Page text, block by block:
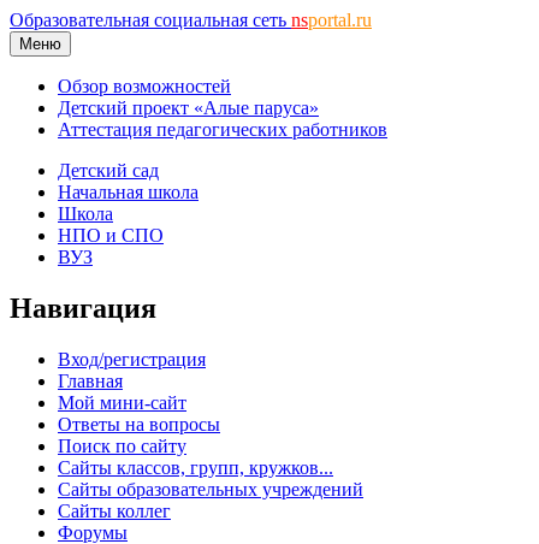
Образовательная социальная сеть nsportal.ru
Меню
Обзор возможностей
Детский проект «Алые паруса»
Аттестация педагогических работников
Детский сад
Начальная школа
Школа
НПО и СПО
ВУЗ
Навигация
Вход/регистрация
Главная
Мой мини-сайт
Ответы на вопросы
Поиск по сайту
Сайты классов, групп, кружков...
Сайты образовательных учреждений
Сайты коллег
Форумы